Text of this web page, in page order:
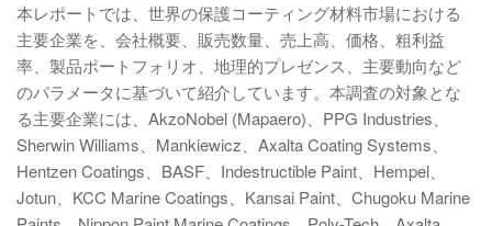
本レポートでは、世界の保護コーティング材料市場における
主要企業を、会社概要、販売数量、売上高、価格、粗利益
率、製品ポートフォリオ、地理的プレゼンス、主要動向など
のパラメータに基づいて紹介しています。本調査の対象とな
る主要企業には、AkzoNobel (Mapaero)、PPG Industries、
Sherwin Williams、Mankiewicz、Axalta Coating Systems、
Hentzen Coatings、BASF、Indestructible Paint、Hempel、
Jotun、KCC Marine Coatings、Kansai Paint、Chugoku Marine